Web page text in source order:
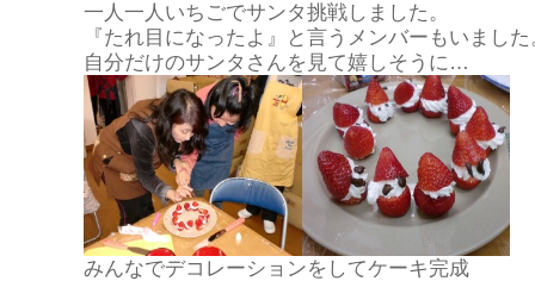
一人一人いちごでサンタ挑戦しました。
『たれ目になったよ』と言うメンバーもいました
自分だけのサンタさんを見て嬉しそうに…
みんなでデコレーションをしてケーキ完成